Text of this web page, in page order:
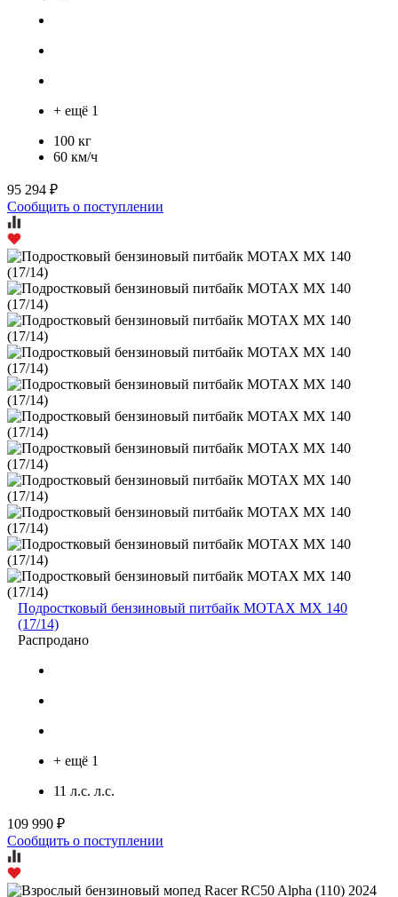
+ ещё 1
100 кг
60 км/ч
95 294 ₽
Сообщить о поступлении
Подростковый бензиновый питбайк MOTAX MX 140
(17/14)
Распродано
+ ещё 1
11 л.с. л.с.
109 990 ₽
Сообщить о поступлении